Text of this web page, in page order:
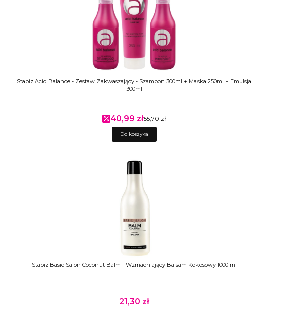
Stapiz Acid Balance - Zestaw Zakwaszający - Szampon 300ml + Maska 250ml + Emulsja
300ml
Cena promocyjna
40,99 zł55,70 zł
Do koszyka
Stapiz Basic Salon Coconut Balm - Wzmacniający Balsam Kokosowy 1000 ml
Cena
21,30 zł